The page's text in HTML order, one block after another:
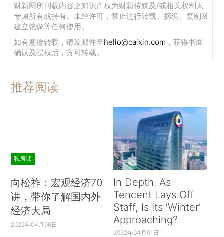
财新网所刊载内容之知识产权为财新传媒及/或相关权利人
专属所有或持有。未经许可，禁止进行转载、摘编、复制及
建立镜像等任何使用。
如有意愿转载，请发邮件至hello@caixin.com ，获得书面
确认及授权后，方可转载。
推荐阅读
私房课
向松祚：宏观经济70
讲，带你了解国内外
经济大局
2022年04月06日
In Depth: As
Tencent Lays Off
Staff, Is Its ‘Winter’
Approaching?
2022年04月01日